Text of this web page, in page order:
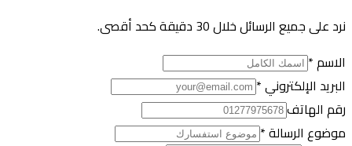
نرد على جميع الرسائل خلال 30 دقيقة كحد أقصى.
الاسم *
البريد الإلكتروني *
رقم الهاتف
موضوع الرسالة *